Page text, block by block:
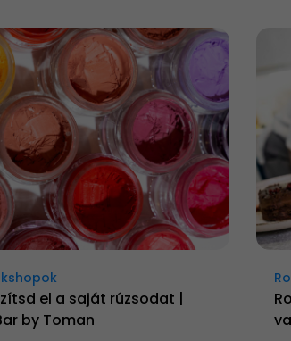
el a saját rúzsodat |
by Toman